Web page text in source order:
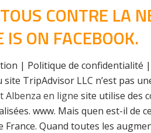
CONTRE LA
IS ON FACEBOOK.
| Politique de confidentialité
TripAdvisor LLC n’est pas
Albenza en ligne site utilise des
www. Mais quen est-il de
France. Quand toutes les